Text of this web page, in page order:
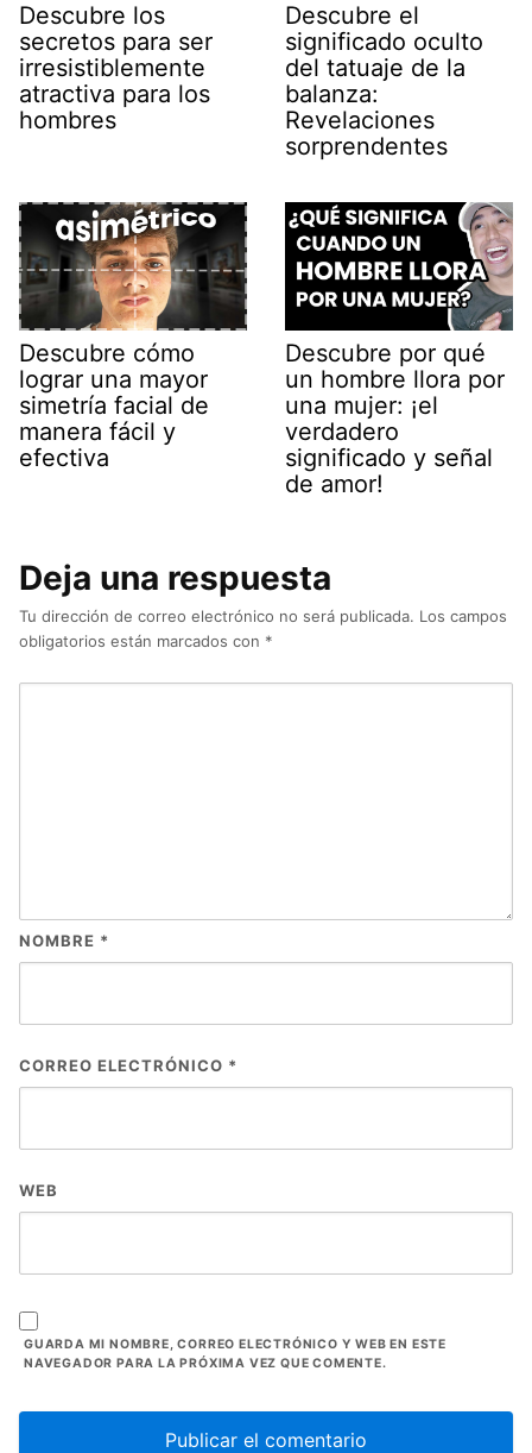
Descubre los
secretos para ser
irresistiblemente
atractiva para los
hombres
Descubre el
significado oculto
del tatuaje de la
balanza:
Revelaciones
sorprendentes
Descubre cómo
lograr una mayor
simetría facial de
manera fácil y
efectiva
Descubre por qué
un hombre llora por
una mujer: ¡el
verdadero
significado y señal
de amor!
Deja una respuesta
Tu dirección de correo electrónico no será publicada. Los campos
obligatorios están marcados con *
NOMBRE *
CORREO ELECTRÓNICO *
WEB
GUARDA MI NOMBRE, CORREO ELECTRÓNICO Y WEB EN ESTE
NAVEGADOR PARA LA PRÓXIMA VEZ QUE COMENTE.